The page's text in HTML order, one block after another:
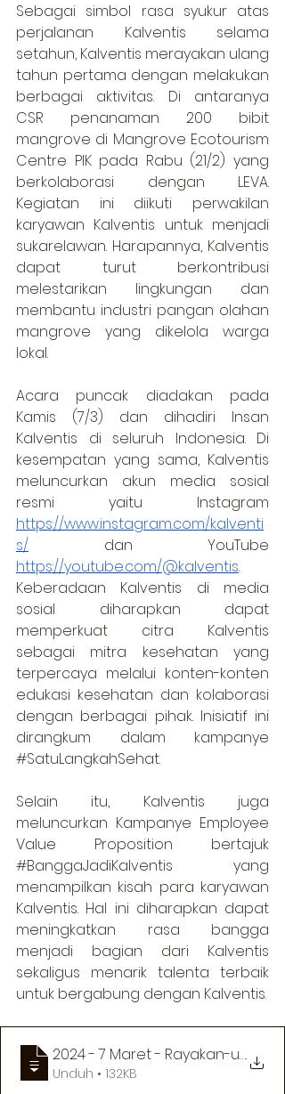
Sebagai simbol rasa syukur atas
perjalanan Kalventis selama
setahun, Kalventis merayakan ulang
tahun pertama dengan melakukan
berbagai aktivitas. Di antaranya
CSR penanaman 200 bibit
mangrove di Mangrove Ecotourism
Centre PIK pada Rabu (21/2) yang
berkolaborasi dengan LEVA.
Kegiatan ini diikuti perwakilan
karyawan Kalventis untuk menjadi
sukarelawan. Harapannya, Kalventis
dapat turut berkontribusi
melestarikan lingkungan dan
membantu industri pangan olahan
mangrove yang dikelola warga
lokal.
Acara puncak diadakan pada
Kamis (7/3) dan dihadiri Insan
Kalventis di seluruh Indonesia. Di
kesempatan yang sama, Kalventis
meluncurkan akun media sosial
https://www.instagram.com/kalventi
s/
https://youtube.com/@kalventis.
Keberadaan Kalventis di media
sosial diharapkan dapat
memperkuat citra Kalventis
sebagai mitra kesehatan yang
terpercaya melalui konten-konten
edukasi kesehatan dan kolaborasi
dengan berbagai pihak. Inisiatif ini
#SatuLangkahSehat.
Selain itu, Kalventis juga
meluncurkan Kampanye Employee
#BanggaJadiKalventis yang
menampilkan kisah para karyawan
Kalventis. Hal ini diharapkan dapat
meningkatkan rasa bangga
menjadi bagian dari Kalventis
sekaligus menarik talenta terbaik
untuk bergabung dengan Kalventis.
2024 - 7 Maret - Rayakan-.
Unduh • 132KB